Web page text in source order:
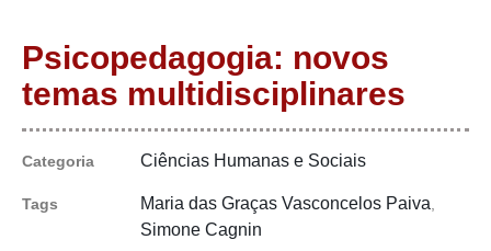
Psicopedagogia: novos
temas multidisciplinares
Categoria Ciências Humanas e Sociais
Tags Maria das Graças Vasconcelos Paiva,
Simone Cagnin